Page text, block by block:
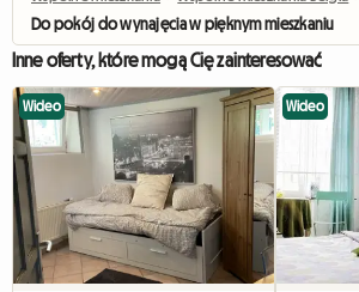
Do pokój do wynajęcia w pięknym mieszkaniu
Inne oferty, które mogą Cię zainteresować
Wideo Wideo